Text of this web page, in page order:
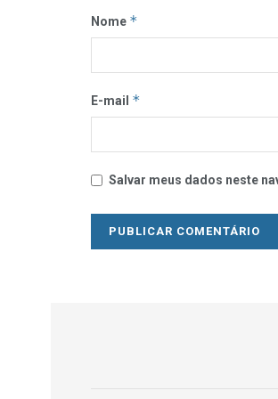
Nome *
E-mail *
Salvar meus dados neste